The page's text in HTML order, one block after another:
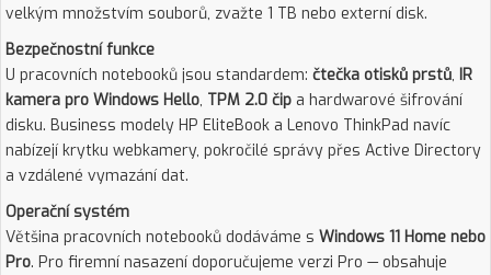
velkým množstvím souborů, zvažte 1 TB nebo externí disk.
Bezpečnostní funkce
U pracovních notebooků jsou standardem: čtečka otisků prstů, IR
kamera pro Windows Hello, TPM 2.0 čip a hardwarové šifrování
disku. Business modely HP EliteBook a Lenovo ThinkPad navíc
nabízejí krytku webkamery, pokročilé správy přes Active Directory
a vzdálené vymazání dat.
Operační systém
Většina pracovních notebooků dodáváme s Windows 11 Home nebo
Pro. Pro firemní nasazení doporučujeme verzi Pro — obsahuje